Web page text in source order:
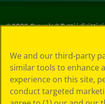
©2026Crayola® Tutti i diritti
in materia di
privacy
Informativa sulla
privacy
Termini SMS
We and our third-party
similar tools to enhance
experience on this site,
conduct targeted